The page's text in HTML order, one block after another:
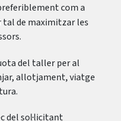
com a
tal de maximitzar les
del taller per al
allotjament, viatge
del sol·licitant